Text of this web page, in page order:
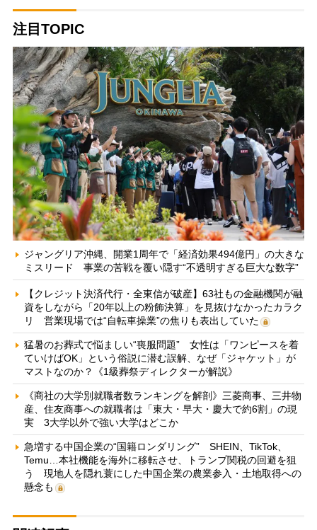
注目TOPIC
ジャングリア沖縄、開業1周年で「経済効果494億円」の大きな
ミスリード 事業の苦戦を覆い隠す“不透明すぎる巨大な数字”
【クレジット決済代行・全東信が破産】63社もの金融機関が融
資をしながら「20年以上の粉飾決算」を見抜けなかったカラク
リ 営業現場では“自転車操業”の焦りも表出していた
猛暑のお葬式で悩ましい“喪服問題” 女性は「ワンピースを着
ていけばOK」という俗説に潜む誤解、なぜ「ジャケット」が
マストなのか？《1級葬祭ディレクターが解説》
《商社の大学別就職者数ランキングを解剖》三菱商事、三井物
産、住友商事への就職者は「東大・早大・慶大で約6割」の現
実 3大学以外で強い大学はどこか
急増する中国企業の“国籍ロンダリング” SHEIN、TikTok、
Temu…本社機能を海外に移転させ、トランプ関税の回避を狙
う 現地人を隠れ蓑にした中国企業の農業参入・土地取得への
懸念も